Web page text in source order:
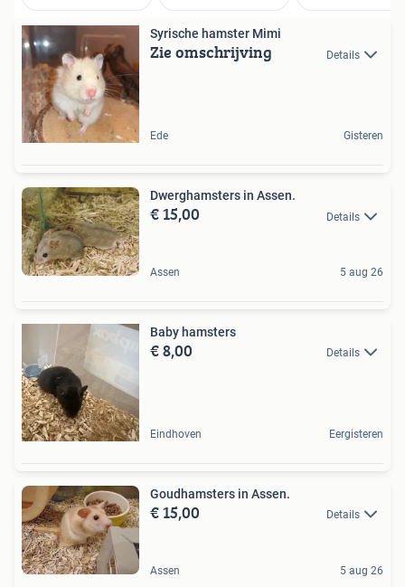
Syrische hamster Mimi
Zie omschrijving Details
Ede Gisteren
Dwerghamsters in Assen.
€ 15,00 Details
Assen 5 aug 26
Baby hamsters
€ 8,00 Details
Eindhoven Eergisteren
Goudhamsters in Assen.
€ 15,00 Details
Assen 5 aug 26